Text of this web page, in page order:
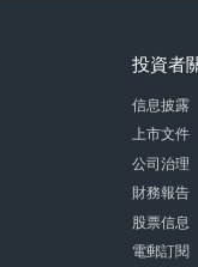
投資者
信息披露
上市文件
公司治理
財務報告
股票信息
電郵訂閱